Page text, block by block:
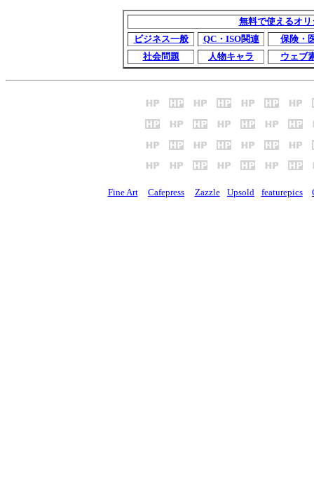
無料で使えるオ
ビジネス一般
QC・ISO関連
保険・
社会問題
人物キャラ ウェブ
Fine Art Cafepress Zazzle Upsold featurepics